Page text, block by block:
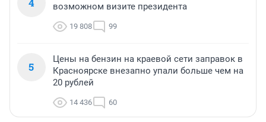
возможном визите президента
19 808 99
5
Цены на бензин на краевой сети заправок в
Красноярске внезапно упали больше чем на
20 рублей
14 436 60